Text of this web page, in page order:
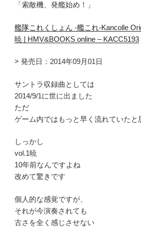
「索敵機、発艦始め！」
艦隊これくしょん -艦これ-Kancolle
暁 | HMV&BOOKS online – KACC5193
> 発売日：2014年09月01日
サントラ収録曲としては
2014/9/1に世に出ました
ただ
ゲーム内ではもっと早く流れていたと
しっかし
vol.1暁
10年前なんですよね
改めて驚きです
個人的な感覚ですが、
それが今演奏されても
古さを全く感じさせない